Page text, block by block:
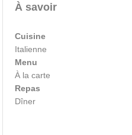
À savoir
Cuisine
Italienne
Menu
À la carte
Repas
Dîner